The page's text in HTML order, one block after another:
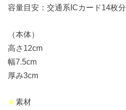
容量目安：交通系ICカード14枚分
（本体）
高さ12cm
幅7.5cm
厚み3cm
★素材